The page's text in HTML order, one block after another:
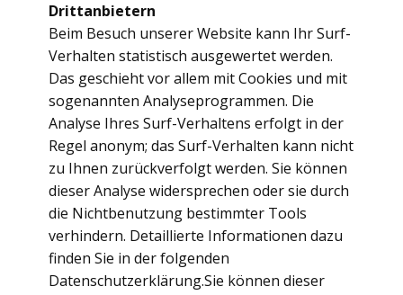
Drittanbietern
Beim Besuch unserer Website kann Ihr Surf-
Verhalten statistisch ausgewertet werden.
Das geschieht vor allem mit Cookies und mit
sogenannten Analyseprogrammen. Die
Analyse Ihres Surf-Verhaltens erfolgt in der
Regel anonym; das Surf-Verhalten kann nicht
zu Ihnen zurückverfolgt werden. Sie können
dieser Analyse widersprechen oder sie durch
die Nichtbenutzung bestimmter Tools
verhindern. Detaillierte Informationen dazu
finden Sie in der folgenden
Datenschutzerklärung.Sie können dieser